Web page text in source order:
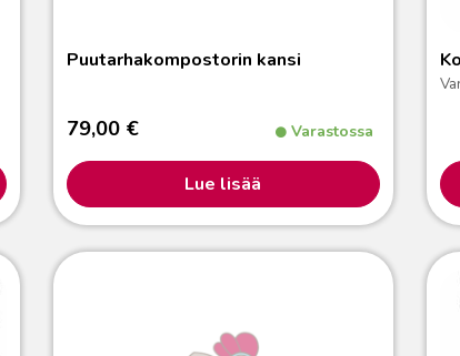
Puutarhakompostorin kansi
79,00 € Varastossa
Lue lisää